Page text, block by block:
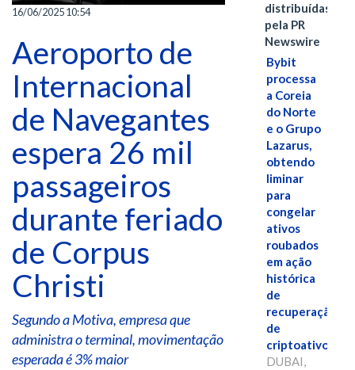
16/06/2025 10:54
Aeroporto de
Internacional
de Navegantes
espera 26 mil
passageiros
durante feriado
de Corpus
Christi
Segundo a Motiva, empresa que
administra o terminal, movimentação
esperada é 3% maior
distribuídas
pela PR
Newswire
Bybit
processa
a Coreia
do Norte
e o Grupo
Lazarus,
obtendo
liminar
para
congelar
ativos
roubados
em ação
histórica
de
recuperação
de
criptoativos
DUBAI,